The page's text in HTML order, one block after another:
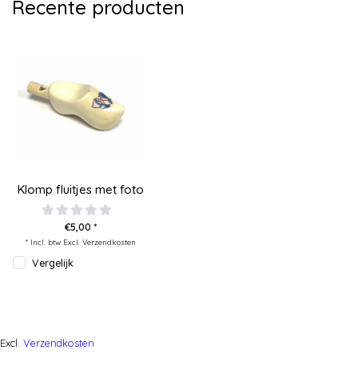
Recente producten
Klomp fluitjes met foto
€5,00 *
* Incl. btw Excl. Verzendkosten
Vergelijk
Excl. Verzendkosten